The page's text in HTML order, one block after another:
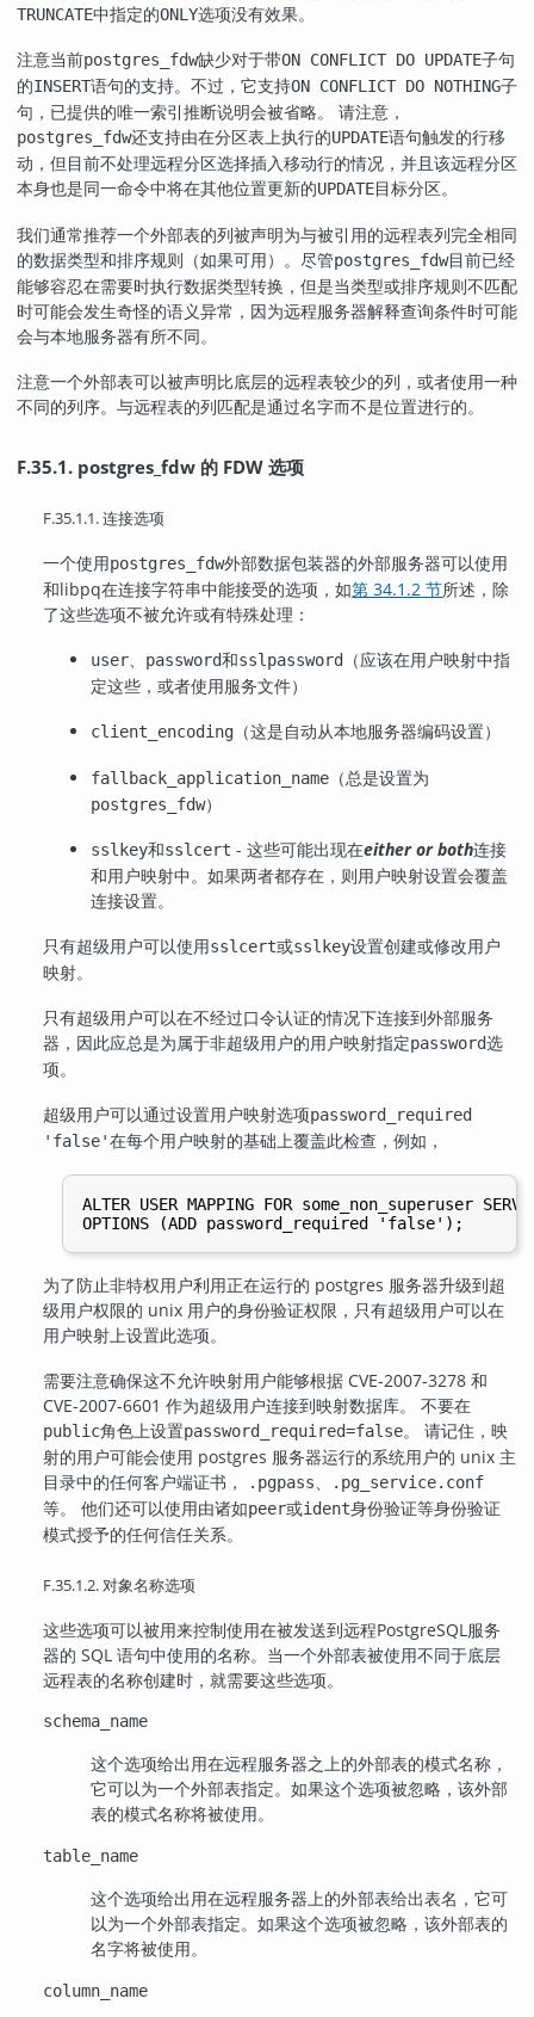
TRUNCATE中指定的ONLY选项没有效果。
注意当前postgres_fdw缺少对于带ON CONFLICT DO UPDATE子句
的INSERT语句的支持。不过，它支持ON CONFLICT DO NOTHING子
句，已提供的唯一索引推断说明会被省略。 请注意，
postgres_fdw还支持由在分区表上执行的UPDATE语句触发的行移
动，但目前不处理远程分区选择插入移动行的情况，并且该远程分区
本身也是同一命令中将在其他位置更新的UPDATE目标分区。
我们通常推荐一个外部表的列被声明为与被引用的远程表列完全相同
的数据类型和排序规则（如果可用）。尽管postgres_fdw目前已经
能够容忍在需要时执行数据类型转换，但是当类型或排序规则不匹配
时可能会发生奇怪的语义异常，因为远程服务器解释查询条件时可能
会与本地服务器有所不同。
注意一个外部表可以被声明比底层的远程表较少的列，或者使用一种
不同的列序。与远程表的列匹配是通过名字而不是位置进行的。
F.35.1. postgres_fdw 的 FDW 选项
F.35.1.1. 连接选项
一个使用postgres_fdw外部数据包装器的外部服务器可以使用
和libpq在连接字符串中能接受的选项，如第 34.1.2 节所述，除
了这些选项不被允许或有特殊处理：
user、 password和sslpassword
（应该在用户映射中指
定这些，或者使用服务文件）
client_encoding （这是自动从本地服务器编码设置）
fallback_application_name （总是设置为
postgres_fdw）
sslkey和sslcert - 这些可能出现在either or both连接
和用户映射中。如果两者都存在，则用户映射设置会覆盖
连接设置。
只有超级用户可以使用sslcert或sslkey设置创建或修改用户
映射。
只有超级用户可以在不经过口令认证的情况下连接到外部服务
器，因此应总是为属于非超级用户的用户映射指定password选
项。
超级用户可以通过设置用户映射选项password_required
'false'在每个用户映射的基础上覆盖此检查，例如，
ALTER USER MAPPING FOR some_non_superuser
为了防止非特权用户利用正在运行的 postgres 服务器升级到超
级用户权限的 unix 用户的身份验证权限，只有超级用户可以在
用户映射上设置此选项。
需要注意确保这不允许映射用户能够根据 CVE-2007-3278 和
CVE-2007-6601 作为超级用户连接到映射数据库。 不要在
public角色上设置password_required=false。 请记住，映
射的用户可能会使用 postgres 服务器运行的系统用户的 unix 主
目录中的任何客户端证书，
.pgpass、 .pg_service.conf
等。 他们还可以使用由诸如peer或ident身份验证等身份验证
模式授予的任何信任关系。
F.35.1.2. 对象名称选项
这些选项可以被用来控制使用在被发送到远程PostgreSQL 服务
器的 SQL 语句中使用的名称。当一个外部表被使用不同于底层
远程表的名称创建时，就需要这些选项。
schema_name
这个选项给出用在远程服务器之上的外部表的模式名称，
它可以为一个外部表指定。如果这个选项被忽略，该外部
表的模式名称将被使用。
table_name
这个选项给出用在远程服务器上的外部表给出表名，它可
以为一个外部表指定。如果这个选项被忽略，该外部表的
名字将被使用。
column_name